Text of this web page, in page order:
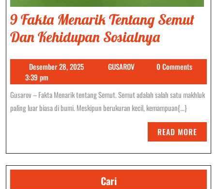
9 Fakta Menarik Tentang Semut
Dan Kehidupan Sosialnya9
Menarik
Tentang
Semut
Dan
Sosialnya
Desember 28, 2025Desember
2025
GUSAROVGUSAROV0 Comments
3:39 pm
Gusarov – Fakta Menarik tentang Semut. Semut adalah salah satu makhluk
paling luar biasa di bumi. Meskipun berukuran kecil, kemampuan{...}
READ MORE
MORE
Cari